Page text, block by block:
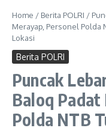
Home / Berita POLRI /
Merayap, Personel Polda
Lokasi
Berita POLRI
Puncak
Baloq Padat
Polda NTB